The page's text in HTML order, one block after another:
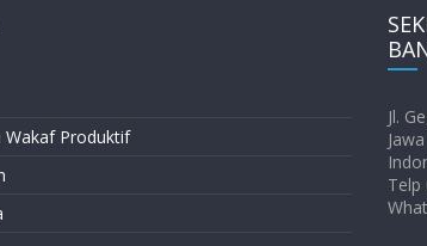
Wakaf Produktif
Jl.
Telp